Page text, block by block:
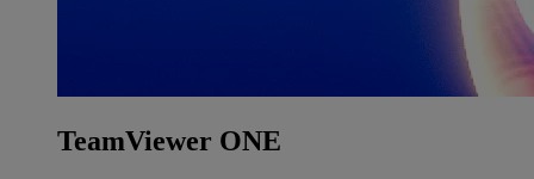
TeamViewer ONE